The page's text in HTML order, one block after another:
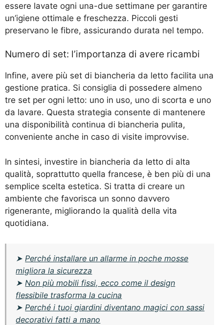
essere lavate ogni una-due settimane per garantire
un’igiene ottimale e freschezza. Piccoli gesti
preservano le fibre, assicurando durata nel tempo.
Numero di set: l’importanza di avere ricambi
Infine, avere più set di biancheria da letto facilita una
gestione pratica. Si consiglia di possedere almeno
tre set per ogni letto: uno in uso, uno di scorta e uno
da lavare. Questa strategia consente di mantenere
una disponibilità continua di biancheria pulita,
conveniente anche in caso di visite improvvise.
In sintesi, investire in biancheria da letto di alta
qualità, soprattutto quella francese, è ben più di una
semplice scelta estetica. Si tratta di creare un
ambiente che favorisca un sonno davvero
rigenerante, migliorando la qualità della vita
quotidiana.
➤ Perché installare un allarme in poche mosse
migliora la sicurezza
➤ Non più mobili fissi, ecco come il design
flessibile trasforma la cucina
➤ Perché i tuoi giardini diventano magici con sassi
decorativi fatti a mano